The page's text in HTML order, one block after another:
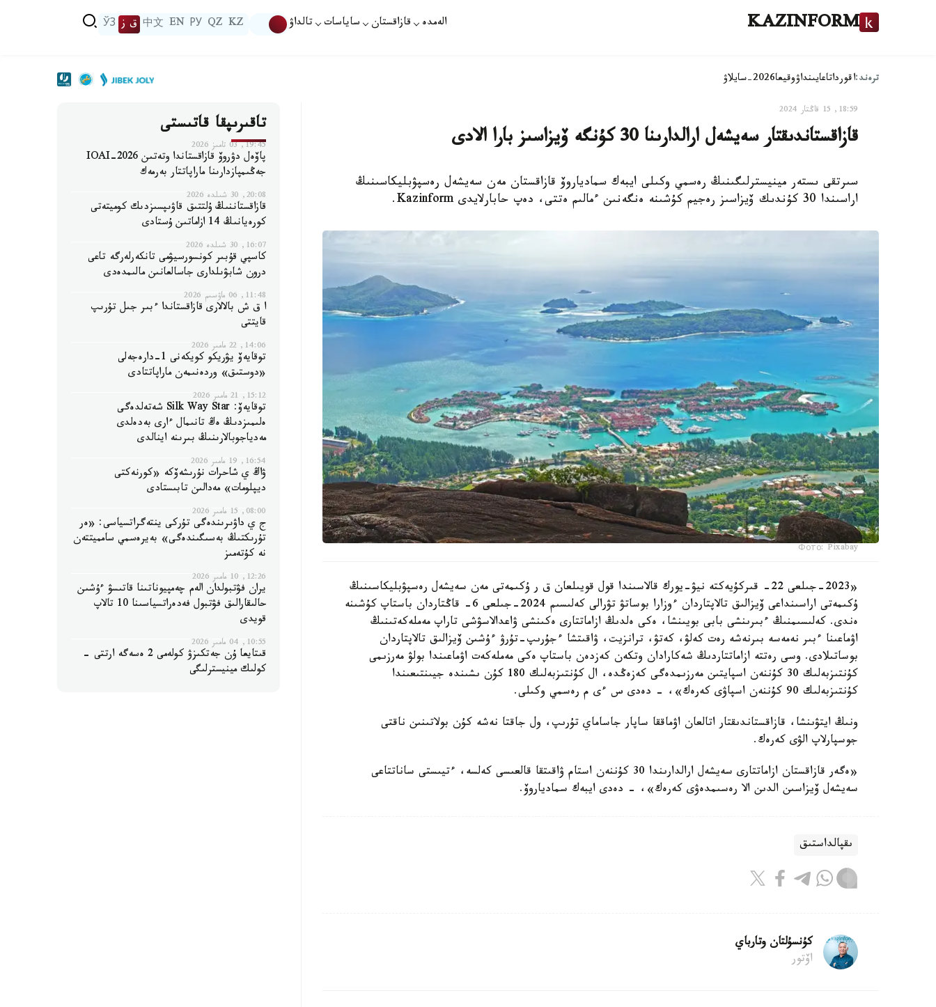
KAZINFORM الەمدە قازاقستان ساياسات تالداۋ KZ
QZ
РУ
EN
中文 ق ز ЎЗ
ترەند:اقورداتاعايىنداۋوقيعا2026-سايلاۋ
18:59, 15 قاڭتار 2024
قازاقستاندىقتار سەيشەل ارالدارىنا 30 كۇنگە ۆيزاسىز بارا الادى
سىرتقى ىستەر مينيسترلىگىنىڭ رەسمي وكىلى ايبەك سمادياروۆ قازاقستان مەن سەيشەل رەسپۋبليكاسىنىڭ
اراسىندا 30 كۇندىك ۆيزاسىز رەجيم كۇشىنە ەنگەنىن ءمالىم ەتتى، دەپ حابارلايدى Kazinform.
Фото: Pixabay
«2023-جىلعى 22- قىركۇيەكتە نيۋ-يورك قالاسىندا قول قويىلعان ق ر ۇكىمەتى مەن سەيشەل رەسپۋبليكاسىنىڭ
ۇكىمەتى اراسىنداعى ۆيزالىق تالاپتاردان ءوزارا بوساتۋ تۋرالى كەلىسىم 2024-جىلعى 6- قاڭتاردان باستاپ كۇشىنە
ەندى. كەلىسىمنىڭ ءبىرىنشى بابى بويىنشا، ەكى ەلدىڭ ازاماتتارى ەكىنشى ۋاعدالاسۋشى تاراپ مەملەكەتىنىڭ
اۋماعىنا ءبىر نەمەسە بىرنەشە رەت كەلۋ، كەتۋ، ترانزيت، ۋاقىتشا ءجۇرىپ-تۇرۋ ءۇشىن ۆيزالىق تالاپتاردان
بوساتىلادى. وسى رەتتە ازاماتتاردىڭ شەكارادان وتكەن كەزدەن باستاپ ەكى مەملەكەت اۋماعىندا بولۋ مەرزىمى
كۇنتىزبەلىك 30 كۇننەن اسپايتىن مەرزىمدەگى كەزەڭدە، ال كۇنتىزبەلىك 180 كۇن ىشىندە جيىنتىعىندا
كۇنتىزبەلىك 90 كۇننەن اسپاۋى كەرەك»، - دەدى س ءى م رەسمي وكىلى.
ونىڭ ايتۋىنشا، قازاقستاندىقتار اتالعان اۋماققا ساپار جاساماي تۇرىپ، ول جاقتا نەشە كۇن بولاتىنىن ناقتى
جوسپارلاپ الۋى كەرەك.
«ەگەر قازاقستان ازاماتتارى سەيشەل ارالدارىندا 30 كۇننەن استام ۋاقىتقا قالعىسى كەلسە، ءتيىستى ساناتتاعى
سەيشەل ۆيزاسىن الدىن الا رەسىمدەۋى كەرەك»، - دەدى ايبەك سمادياروۆ.
ىقپالداستىق
كۇنسۇلتان وتارباي
اۆتور
تاقىرىپقا قاتىستى
19:45, 03 تامىز 2026
پاۆەل دۋروۆ قازاقستاندا وتەتىن IOAI-2026
جەڭىمپازدارىنا ماراپاتتار بەرمەك
20:08, 30 شىلدە 2026
قازاقستاننىڭ ۇلتتىق قاۋىپسىزدىك كوميتەتى
كورەيانىڭ 14 ازاماتىن ۇستادى
16:07, 30 شىلدە 2026
كاسپي قۇبىر كونسورسيۋمى تانكەرلەرگە تاعى
درون شابۋىلدارى جاسالعانىن مالىمدەدى
11:48, 06 ماۋسىم 2026
ا ق ش بالالارى قازاقستاندا ءبىر جىل تۇرىپ
قايتتى
14:06, 22 مامىر 2026
توقايەۆ يۋريكو كويكەنى 1-دارەجەلى
«دوستىق» وردەنىمەن ماراپاتتادى
15:12, 21 مامىر 2026
توقايەۆ: Silk Way Star شەتەلدەگى
ەلىمىزدىڭ ەڭ تانىمال ءارى بەدەلدى
مەدياجوبالارىنىڭ بىرىنە اينالدى
16:54, 19 مامىر 2026
ۋاڭ ي شاحرات نۇرىشەۆكە «كورنەكتى
ديپلومات» مەدالىن تابىستادى
08:00, 15 مامىر 2026
ج ي داۋىرىندەگى تۇركى ينتەگراتسياسى: «ەر
تۇرىكتىڭ بەسىگىندەگى» بەيرەسمي سامميتتەن
نە كۇتەمىز
12:26, 10 مامىر 2026
يران فۋتبولدان الەم چەمپيوناتىنا قاتىسۋ ءۇشىن
حالىقارالىق فۋتبول فەدەراتسياسىنا 10 تالاپ
قويدى
10:55, 04 مامىر 2026
قىتايعا ۇن جەتكىزۋ كولەمى 2 ەسەگە ارتتى -
كولىك مينيسترلىگى